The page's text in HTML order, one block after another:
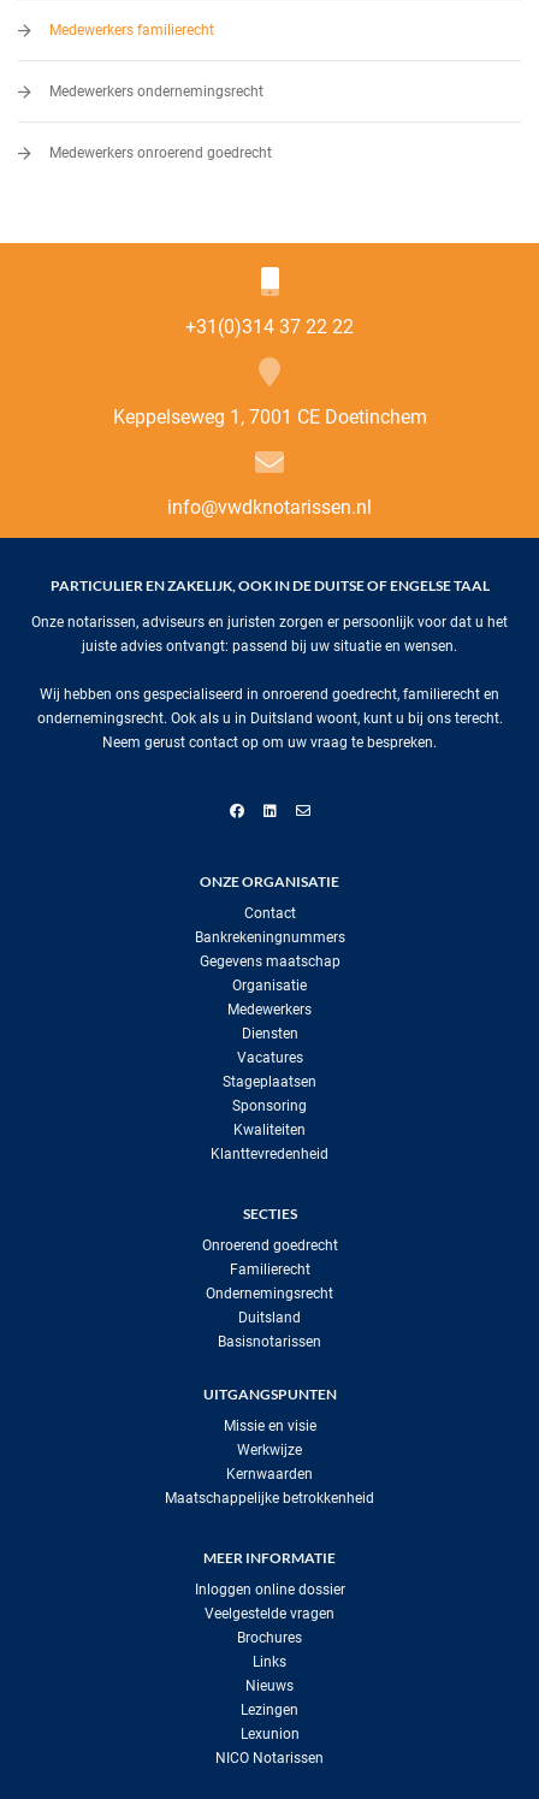
Medewerkers familierecht
Medewerkers ondernemingsrecht
Medewerkers onroerend goedrecht
+31(0)314 37 22 22
Keppelseweg 1, 7001 CE Doetinchem
info@vwdknotarissen.nl
PARTICULIER EN ZAKELIJK, OOK IN DE DUITSE OF ENGELSE TAAL
Onze notarissen, adviseurs en juristen zorgen er persoonlijk voor dat u het
juiste advies ontvangt: passend bij uw situatie en wensen.
Wij hebben ons gespecialiseerd in onroerend goedrecht, familierecht en
ondernemingsrecht. Ook als u in Duitsland woont, kunt u bij ons terecht.
Neem gerust contact op om uw vraag te bespreken.
ONZE ORGANISATIE
Contact
Bankrekeningnummers
Gegevens maatschap
Organisatie
Medewerkers
Diensten
Vacatures
Stageplaatsen
Sponsoring
Kwaliteiten
Klanttevredenheid
SECTIES
Onroerend goedrecht
Familierecht
Ondernemingsrecht
Duitsland
Basisnotarissen
UITGANGSPUNTEN
Missie en visie
Werkwijze
Kernwaarden
Maatschappelijke betrokkenheid
MEER INFORMATIE
Inloggen online dossier
Veelgestelde vragen
Brochures
Links
Nieuws
Lezingen
Lexunion
NICO Notarissen